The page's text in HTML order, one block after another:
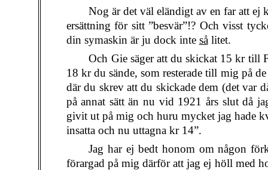
Nog är det väl eländigt av en far att ej
ersättning för sitt ”besvär”!? Och visst
din symaskin är ju dock inte sålitet.
Och Gie säger att du skickat 15 kr till
18 kr du sände, som resterade till mig på
där du skrev att du skickade dem (det var
på annat sätt än nu vid 1921 års slut då
givit ut på mig och huru mycket jag hade
insatta och nu uttagna kr 14”.
Jag har ej bedt honom om någon
förargad på mig därför att jag ej höll med